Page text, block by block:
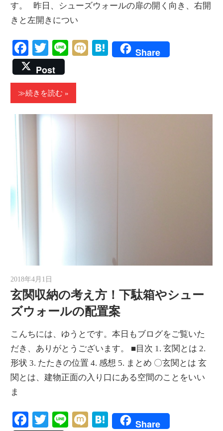
す。 昨日、シューズウォールの扉の開く向き、右開
きと左開きについ
Facebook
TwitterLineMixiHatena
Share
Post
≫続きを読む
2018年4月1日
玄関収納の考え方！下駄箱やシュー
ズウォールの配置案
こんちには、ゆうとです。本日もブログをご覧いた
だき、ありがとうございます。 ■目次 1. 玄関とは 2.
形状 3. たたきの位置 4. 感想 5. まとめ 〇玄関とは 玄
関とは、建物正面の入り口にある空間のことをいい
ま
Facebook
TwitterLineMixiHatena
Share